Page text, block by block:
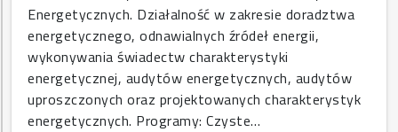
Energetycznych. Działalność w zakresie doradztwa
energetycznego, odnawialnych źródeł energii,
wykonywania świadectw charakterystyki
energetycznej, audytów energetycznych, audytów
uproszczonych oraz projektowanych charakterystyk
energetycznych. Programy: Czyste…